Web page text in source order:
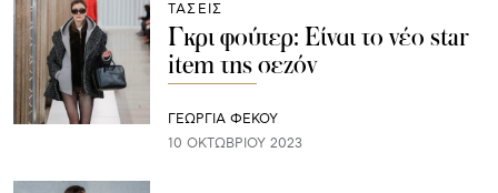
ΤΑΣΕΙΣ
Γκρι φούτερ: Είναι το νέο star
item της σεζόν
ΓΕΩΡΓΙΑ ΦΕΚΟΥ
10 ΟΚΤΩΒΡΊΟΥ 2023